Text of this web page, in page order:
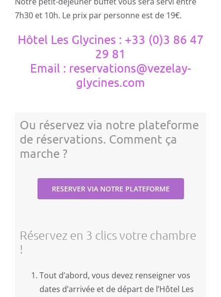
7h30 et 10h. Le prix par personne est de 19€.
Hôtel Les Glycines : +33 (0)3 86 47
29 81
Email : reservations@vezelay-
glycines.com
Ou réservez via notre plateforme
de réservations. Comment ça
marche ?
RESERVER VIA NOTRE PLATEFORME
Réservez en 3 clics votre chambre
!
Tout d’abord, vous devez renseigner vos
dates d’arrivée et de départ de l’Hôtel Les